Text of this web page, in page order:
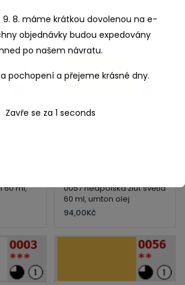
ml,umton olej
104,00Kč
60 ml,
0057 neapolská žluť světlá
60 ml, umton olej
94,00Kč
9. 8. máme krátkou dovolenou na e-
objednávky budou expedovány
po našem návratu.
pochopení a přejeme krásné dny.
Zavře se za 1 seconds